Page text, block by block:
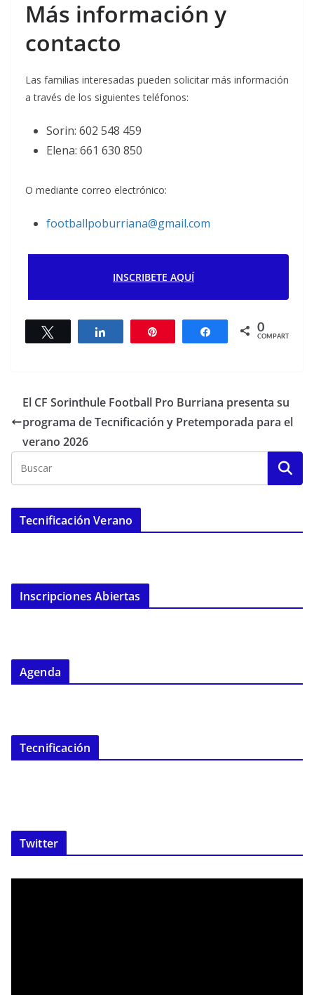
Más información y
contacto
Las familias interesadas pueden solicitar más información
a través de los siguientes teléfonos:
Sorin: 602 548 459
Elena: 661 630 850
O mediante correo electrónico:
footballpoburriana@gmail.com
INSCRIBETE AQUÍ
Twittear Compartir Compartir
0
COMPARTIR
El CF Sorinthule Football Pro Burriana presenta su
programa de Tecnificación y Pretemporada para el
verano 2026
Tecnificación Verano
Inscripciones Abiertas
Agenda
Tecnificación
Twitter